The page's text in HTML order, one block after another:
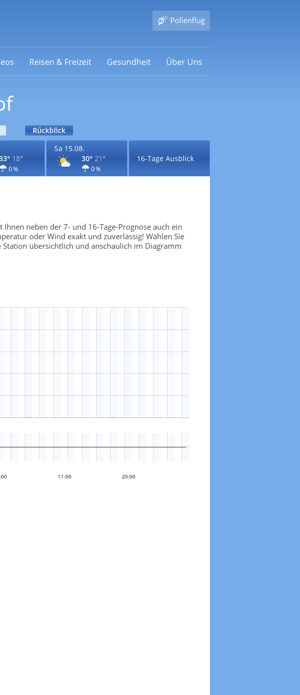
Pollenflug
Reisen & Freizeit Gesundheit Über Uns
Rückblick
18°
0 %
Sa 15.08.
30° 21°
0 %
16-Tage Ausblick
neben der 7- und 16-Tage-Prognose auch ein
oder Wind exakt und zuverlässig! Wählen Sie
übersichtlich und anschaulich im Diagramm
11:00
20:00